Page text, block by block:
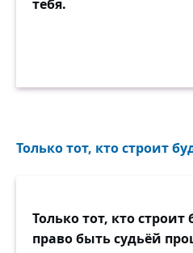
тебя.
Только тот, кто строит
Только тот, кто
право быть судьёй